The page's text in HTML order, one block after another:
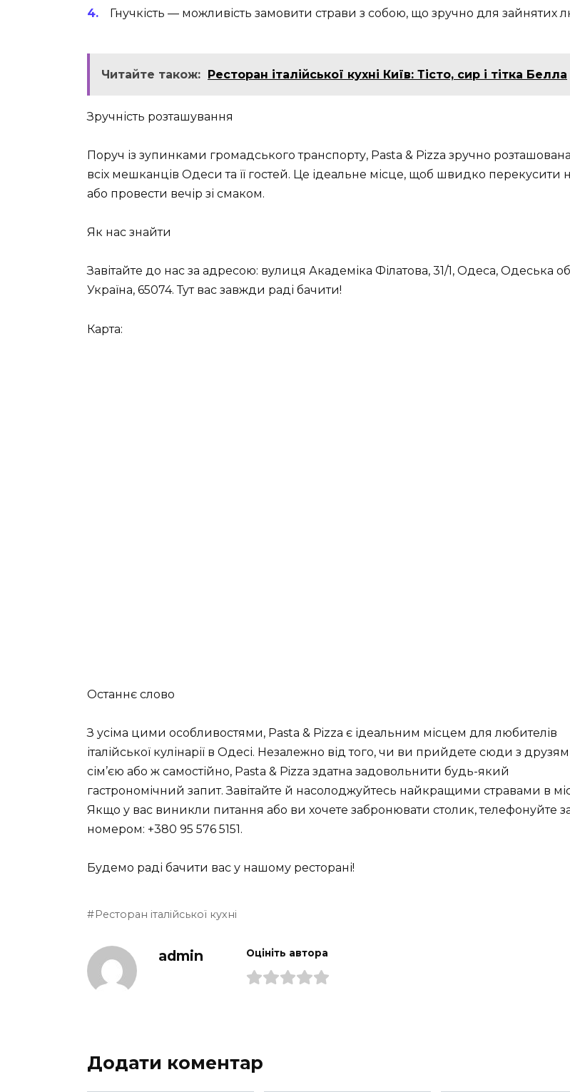
Гнучкість — можливість замовити страви з собою, що зручно для зайнятих
Читайте також: Ресторан італійської кухні Київ: Тісто, сир і тітка Белла
Зручність розташування
Поруч із зупинками громадського транспорту, Pasta & Pizza зручно
всіх мешканців Одеси та її гостей. Це ідеальне місце, щоб швидко перекусити
або провести вечір зі смаком.
Як нас знайти
Завітайте до нас за адресою: вулиця Академіка Філатова, 31/1, Одеса, Одеська
Україна, 65074. Тут вас завжди раді бачити!
Карта:
Останнє слово
З усіма цими особливостями, Pasta & Pizza є ідеальним місцем для любителів
італійської кулінарії в Одесі. Незалежно від того, чи ви прийдете сюди з
сім’єю або ж самостійно, Pasta & Pizza здатна задовольнити будь-який
гастрономічний запит. Завітайте й насолоджуйтесь найкращими стравами в
Якщо у вас виникли питання або ви хочете забронювати столик, телефонуйте
номером: +380 95 576 5151.
Будемо раді бачити вас у нашому ресторані!
Ресторан італійської кухні
admin Оцініть автора
Додати коментар